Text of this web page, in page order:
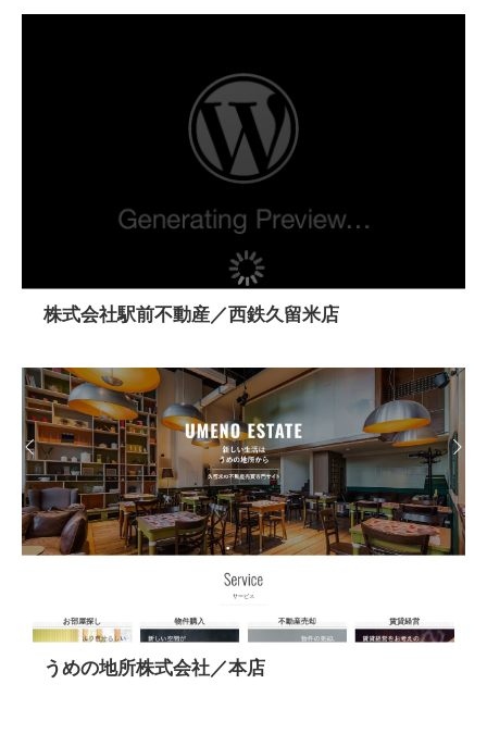
株式会社駅前不動産／西鉄久留米店
うめの地所株式会社／本店